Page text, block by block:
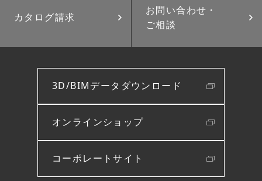
カタログ請求
お問い合わせ・
ご相談
3D/BIMデータダウンロード
オンラインショップ
コーポレートサイト